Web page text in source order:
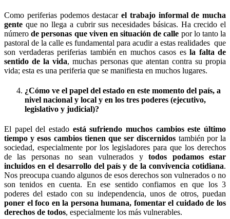
Como periferias podemos destacar el trabajo informal de mucha
gente que no llega a cubrir sus necesidades básicas. Ha crecido el
númerode personas que viven en situación de calle por lo tanto la
pastoral de la calle es fundamental para acudir a estas realidades que
son verdaderas periferias también en muchos casos es la falta de
sentido de la vida, muchas personas que atentan contra su propia
vida; esta es una periferia que se manifiesta en muchos lugares.
¿Cómo ve el papel del estado en este momento del país, a
nivel nacional y local y en los tres poderes (ejecutivo,
legislativo y judicial)?
El papel del estado está sufriendo muchos cambios este último
tiempo y esos cambios tienen que ser discernidos también por la
sociedad, especialmente por los legisladores para que los derechos
de las personas no sean vulnerados ytodos podamos estar
incluidos en el desarrollo del país y de la convivencia cotidiana.
Nos preocupa cuando algunos de esos derechos son vulnerados o no
son tenidos en cuenta. En ese sentido confiamos en que los 3
poderes del estado con su independencia, unos de otros, puedan
poner el foco en la persona humana, fomentar el cuidado de los
derechos de todos, especialmente los más vulnerables.